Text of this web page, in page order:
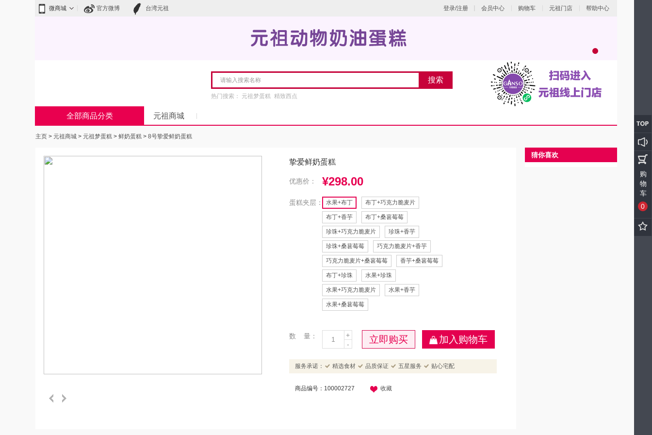
微商城 官方微博 台湾元祖 登录/注册 会员中心 购物车 元祖门店 帮助中心
搜索
热门搜索： 元祖梦蛋糕 精致西点
元祖商城
全部商品分类
主页> 元祖商城> 元祖梦蛋糕> 鲜奶蛋糕> 8号挚爱鲜奶蛋糕
挚爱鲜奶蛋糕
优惠价： ¥298.00
蛋糕夹层： 水果+布丁 布丁+巧克力脆麦片
布丁+香芋 布丁+桑葚莓莓
珍珠+巧克力脆麦片 珍珠+香芋
珍珠+桑葚莓莓 巧克力脆麦片+香芋
巧克力脆麦片+桑葚莓莓 香芋+桑葚莓莓
布丁+珍珠 水果+珍珠
水果+巧克力脆麦片 水果+香芋
水果+桑葚莓莓
数 量：
+
-
立即购买 加入购物车
服务承诺： 精选食材 品质保证 五星服务 贴心宅配
商品编号：100002727 收藏
猜你喜欢
购
物
车
0